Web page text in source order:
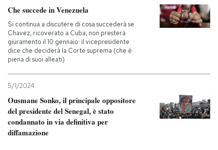
Che succede in Venezuela
Si continua a discutere di cosa succederà se
Chavez, ricoverato a Cuba, non presterà
giuramento il 10 gennaio: il vicepresidente
dice che deciderà la Corte suprema (che è
piena di suoi alleati)
5/1/2024
Ousmane Sonko, il principale oppositore
del presidente del Senegal, è stato
condannato in via definitiva per
diffamazione